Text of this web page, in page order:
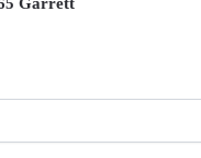
Garrett